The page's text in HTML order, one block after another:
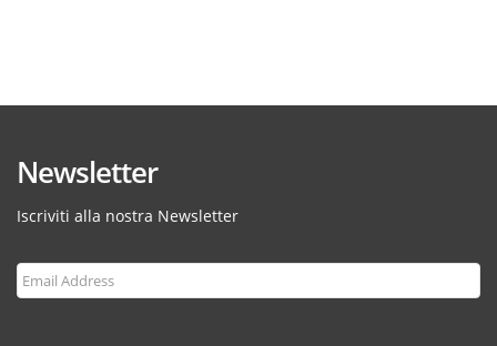
Newsletter
Iscriviti alla nostra Newsletter